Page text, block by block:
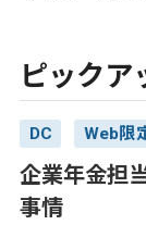
ピックア
DC Web限
企業年金担
事情